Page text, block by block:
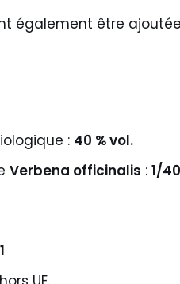
également être
: 40 % vol.
Verbena officinalis : 1/